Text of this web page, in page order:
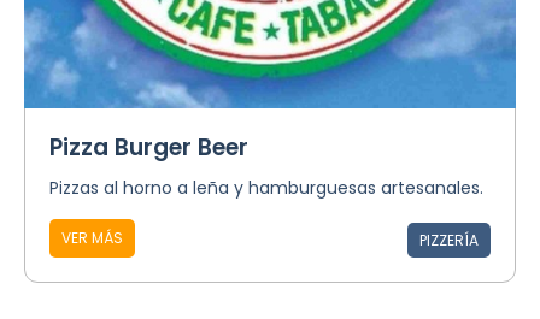
Pizza Burger Beer
Pizzas al horno a leña y hamburguesas artesanales.
VER MÁS PIZZERÍA